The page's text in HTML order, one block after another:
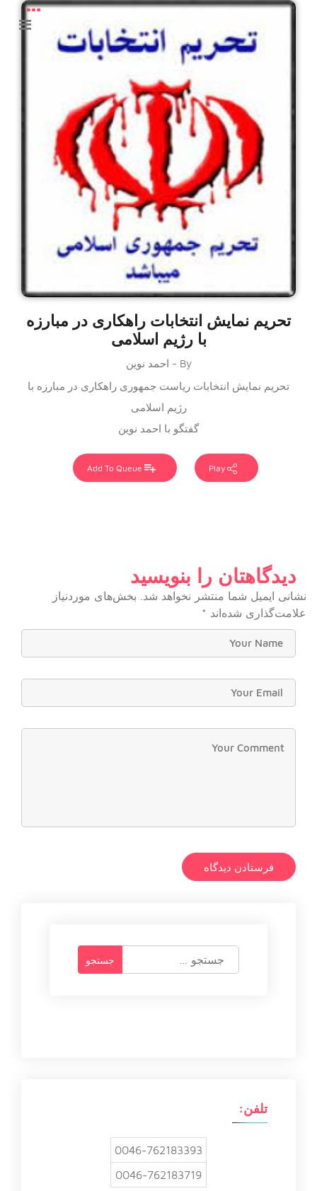
تحریم نمایش انتخابات راهکاری در مبارزه
با رژیم اسلامی
By - احمد نوین
تحریم نمایش انتخابات ریاست جمهوری راهکاری در مبارزه با
رژیم اسلامی
گفتگو با احمد نوین
دیدگاهتان را بنویسید
نشانی ایمیل شما منتشر نخواهد شد.
بخش‌های موردنیاز
علامت‌گذاری شده‌اند *
س
تلفن:
0046-762183393
0046-762183719